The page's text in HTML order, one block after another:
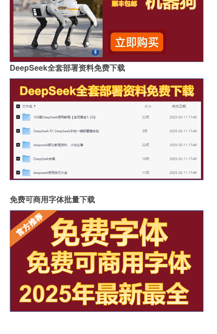
DeepSeek全套部署资料免费下载
免费可商用字体批量下载